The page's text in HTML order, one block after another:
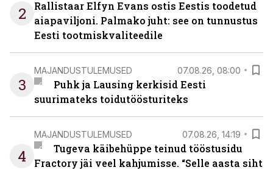
2
Rallistaar Elfyn Evans ostis Eestis toodetud
aiapaviljoni. Palmako juht: see on tunnustus
Eesti tootmiskvaliteedile
3
MAJANDUSTULEMUSED 07.08.26, 08:00
Puhk ja Lausing kerkisid Eesti
suurimateks toidutöösturiteks
4
MAJANDUSTULEMUSED 07.08.26, 14:19
Tugeva käibehüppe teinud tööstusidu
Fractory jäi veel kahjumisse. “Selle aasta siht